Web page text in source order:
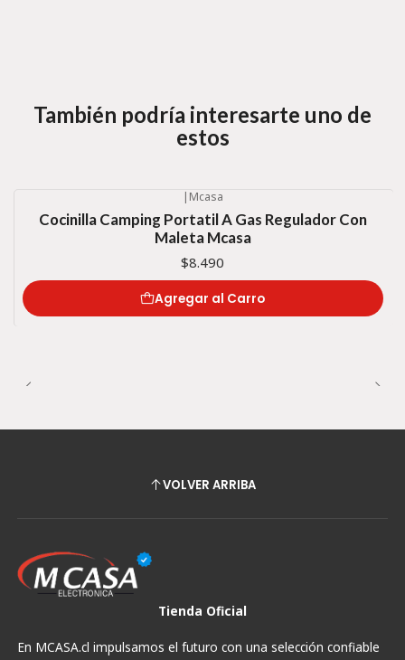
También podría interesarte uno de
estos
| Mcasa
Cocinilla Camping Portatil A Gas Regulador Con
Maleta Mcasa
$8.490
Agregar al Carro
VOLVER ARRIBA
Tienda Oficial
En MCASA.cl impulsamos el futuro con una selección confiable